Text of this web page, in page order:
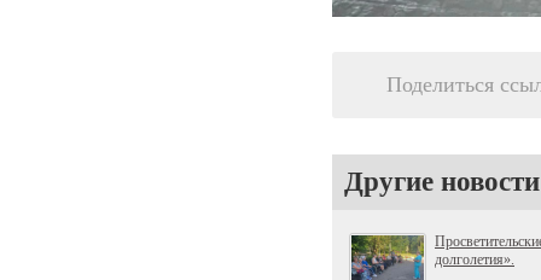
Поделиться
Другие
долголетия».